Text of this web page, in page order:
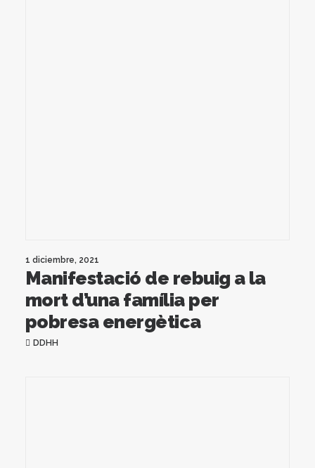
1 diciembre, 2021
Manifestació de rebuig a la
mort d’una família per
pobresa energètica
DDHH